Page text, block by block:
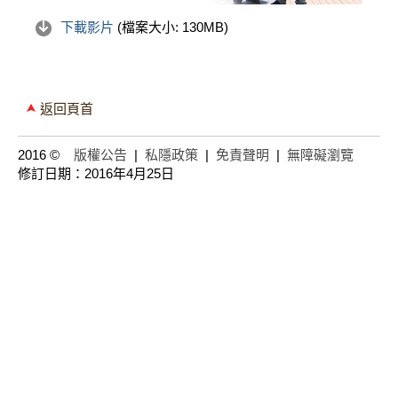
下載影片 (檔案大小: 130MB)
返回頁首
2016 © 版權公告 | 私隱政策 | 免責聲明 | 無障礙瀏覽
修訂日期：2016年4月25日